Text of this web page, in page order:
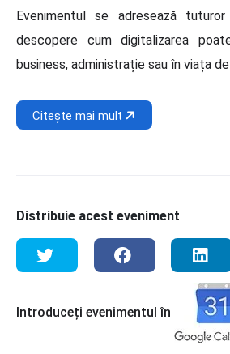
Evenimentul se adresează
descopere cum digitalizarea
business, administrație sau în viața
Citește mai mult
Distribuie acest eveniment
Introduceți evenimentul în